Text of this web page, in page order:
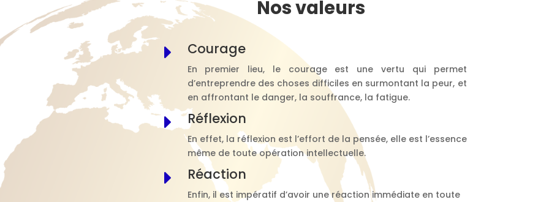
Nos valeurs
E Courage
En premier lieu, le courage est une vertu qui permet
d’entreprendre des choses difficiles en surmontant la peur, et
en affrontant le danger, la souffrance, la fatigue.
E Réflexion
En effet, la réflexion est l’effort de la pensée, elle est l’essence
même de toute opération intellectuelle.
E Réaction
Enfin, il est impératif d’avoir une réaction immédiate en toute